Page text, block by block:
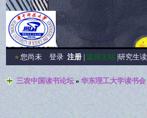
»您尚未 登录 注册| 返回主站| 研究生
三农中国读书论坛» 华东理工大学读书会